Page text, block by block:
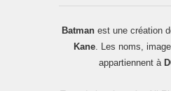
Batmanest une création
Kane. Les noms,
appartiennent à